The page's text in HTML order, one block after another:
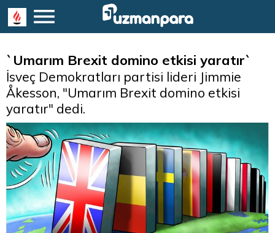
`Umarım Brexit domino etkisi yaratır`
İsveç Demokratları partisi lideri Jimmie
Åkesson, "Umarım Brexit domino etkisi
yaratır" dedi.